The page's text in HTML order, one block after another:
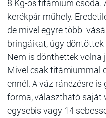
8 Kg-os titámium csoda.
kerékpár műhely.
de mivel egyre több
bringáikat, úgy
Nem is dönthettek volna
Mivel csak titámiummal
ennél. A váz ránézésre
forma, választható saját
egysebis vagy 14